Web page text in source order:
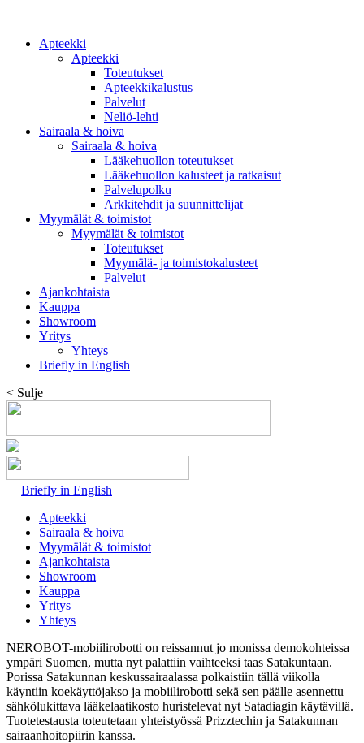
Apteekki
Apteekki
Toteutukset
Apteekkikalustus
Palvelut
Neliö-lehti
Sairaala & hoiva
Sairaala & hoiva
Lääkehuollon toteutukset
Lääkehuollon kalusteet ja ratkaisut
Palvelupolku
Arkkitehdit ja suunnittelijat
Myymälät & toimistot
Myymälät & toimistot
Toteutukset
Myymälä- ja toimistokalusteet
Palvelut
Ajankohtaista
Kauppa
Showroom
Yritys
Yhteys
Briefly in English
< Sulje
Briefly in English
Apteekki
Sairaala & hoiva
Myymälät & toimistot
Ajankohtaista
Showroom
Kauppa
Yritys
Yhteys
NEROBOT-mobiilirobotti on reissannut jo monissa demokohteissa
ympäri Suomen, mutta nyt palattiin vaihteeksi taas Satakuntaan.
Porissa Satakunnan keskussairaalassa polkaistiin tällä viikolla
käyntiin koekäyttöjakso ja mobiilirobotti sekä sen päälle asennettu
sähkölukittava lääkelaatikosto huristelevat nyt Satadiagin käytävillä.
Tuotetestausta toteutetaan yhteistyössä Prizztechin ja Satakunnan
sairaanhoitopiirin kanssa.